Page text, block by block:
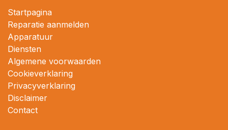
Startpagina
Reparatie aanmelden
Apparatuur
Diensten
Algemene voorwaarden
Cookieverklaring
Privacyverklaring
Disclaimer
Contact